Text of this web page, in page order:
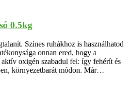
0.5kg
Színes ruhákhoz is használhatod
onnan ered, hogy a
oxigén szabadul fel: így fehérít és
környezetbarát módon. Már…